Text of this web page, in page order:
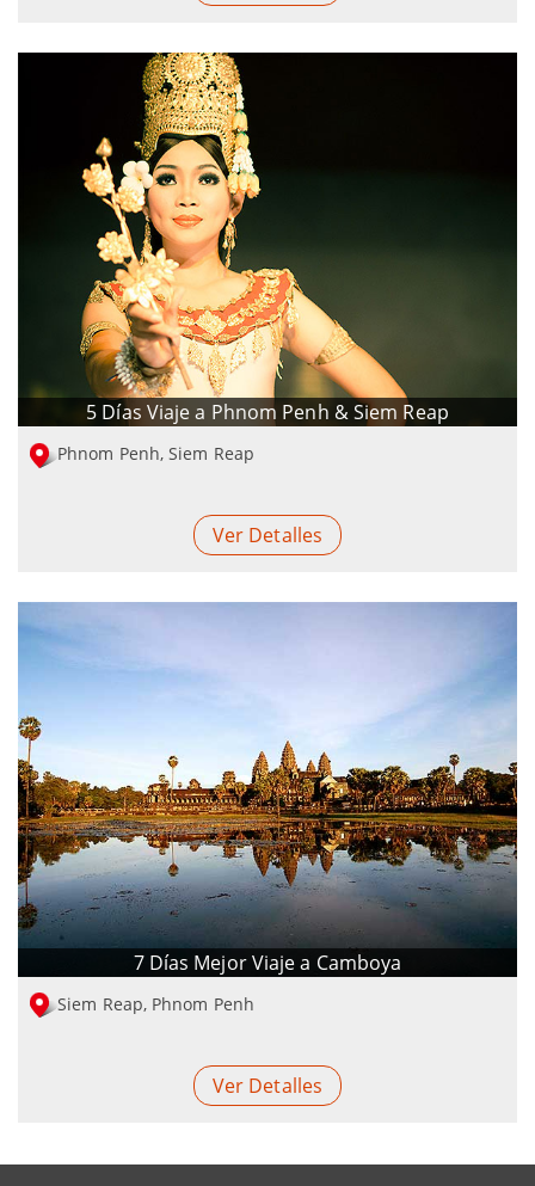
5 Días Viaje a Phnom Penh & Siem Reap
Phnom Penh, Siem Reap
Ver Detalles
7 Días Mejor Viaje a Camboya
Siem Reap, Phnom Penh
Ver Detalles